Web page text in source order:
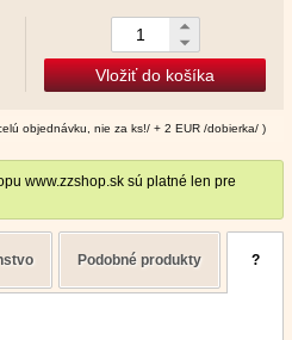
Vložiť do košíka
objednávku, nie za ks!/ + 2 EUR /dobierka/ )
www.zzshop.sk sú platné len pre
Podobné produkty ?